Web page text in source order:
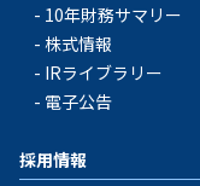
10年財務サマリー
株式情報
IRライブラリー
電子公告
採用情報